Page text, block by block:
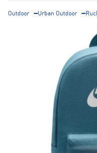
Outdoor Urban Outdoor